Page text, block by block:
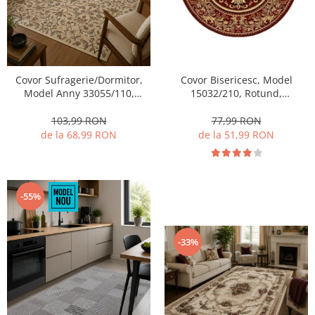
Covor Sufragerie/Dormitor,
Model Anny 33055/110,
103,99 RON
de la 68,99 RON
Covor Bisericesc, Model
15032/210, Rotund,
77,99 RON
de la 51,99 RON
-55%
-33%